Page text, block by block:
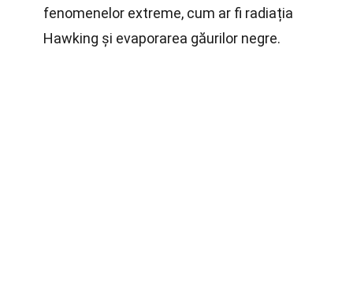
fenomenelor extreme, cum ar fi radiația
Hawking și evaporarea găurilor negre.